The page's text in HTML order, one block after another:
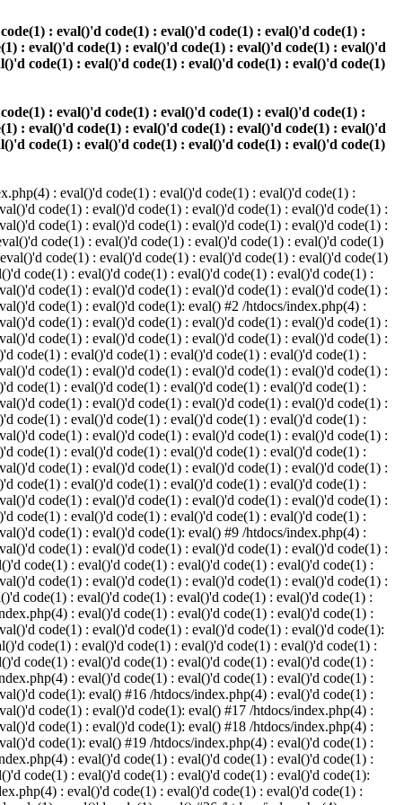
: eval()'d code(1) : eval()'d code(1) : eval()'d code(1) :
: eval()'d code(1) : eval()'d code(1) : eval()'d code(1) : eval()'d
code(1) : eval()'d code(1) : eval()'d code(1) : eval()'d code(1)
: eval()'d code(1) : eval()'d code(1) : eval()'d code(1) :
: eval()'d code(1) : eval()'d code(1) : eval()'d code(1) : eval()'d
code(1) : eval()'d code(1) : eval()'d code(1) : eval()'d code(1)
: eval()'d code(1) : eval()'d code(1) : eval()'d code(1) :
code(1) : eval()'d code(1) : eval()'d code(1) : eval()'d code(1) :
code(1) : eval()'d code(1) : eval()'d code(1) : eval()'d code(1) :
code(1) : eval()'d code(1) : eval()'d code(1) : eval()'d code(1)
code(1) : eval()'d code(1) : eval()'d code(1) : eval()'d code(1)
code(1) : eval()'d code(1) : eval()'d code(1) : eval()'d code(1) :
code(1) : eval()'d code(1) : eval()'d code(1) : eval()'d code(1) :
code(1) : eval()'d code(1): eval() #2 /htdocs/index.php(4) :
code(1) : eval()'d code(1) : eval()'d code(1) : eval()'d code(1) :
code(1) : eval()'d code(1) : eval()'d code(1) : eval()'d code(1) :
code(1) : eval()'d code(1) : eval()'d code(1) : eval()'d code(1) :
code(1) : eval()'d code(1) : eval()'d code(1) : eval()'d code(1) :
code(1) : eval()'d code(1) : eval()'d code(1) : eval()'d code(1) :
code(1) : eval()'d code(1) : eval()'d code(1) : eval()'d code(1) :
code(1) : eval()'d code(1) : eval()'d code(1) : eval()'d code(1) :
code(1) : eval()'d code(1) : eval()'d code(1) : eval()'d code(1) :
code(1) : eval()'d code(1) : eval()'d code(1) : eval()'d code(1) :
code(1) : eval()'d code(1) : eval()'d code(1) : eval()'d code(1) :
code(1) : eval()'d code(1) : eval()'d code(1) : eval()'d code(1) :
code(1) : eval()'d code(1) : eval()'d code(1) : eval()'d code(1) :
code(1) : eval()'d code(1) : eval()'d code(1) : eval()'d code(1) :
code(1) : eval()'d code(1): eval() #9 /htdocs/index.php(4) :
code(1) : eval()'d code(1) : eval()'d code(1) : eval()'d code(1) :
code(1) : eval()'d code(1) : eval()'d code(1) : eval()'d code(1) :
code(1) : eval()'d code(1) : eval()'d code(1) : eval()'d code(1) :
code(1) : eval()'d code(1) : eval()'d code(1) : eval()'d code(1) :
: eval()'d code(1) : eval()'d code(1) : eval()'d code(1) :
code(1) : eval()'d code(1) : eval()'d code(1) : eval()'d code(1):
code(1) : eval()'d code(1) : eval()'d code(1) : eval()'d code(1) :
code(1) : eval()'d code(1) : eval()'d code(1) : eval()'d code(1) :
: eval()'d code(1) : eval()'d code(1) : eval()'d code(1) :
code(1): eval() #16 /htdocs/index.php(4) : eval()'d code(1) :
code(1) : eval()'d code(1): eval() #17 /htdocs/index.php(4) :
code(1) : eval()'d code(1): eval() #18 /htdocs/index.php(4) :
code(1): eval() #19 /htdocs/index.php(4) : eval()'d code(1) :
: eval()'d code(1) : eval()'d code(1) : eval()'d code(1) :
code(1) : eval()'d code(1) : eval()'d code(1) : eval()'d code(1):
: eval()'d code(1) : eval()'d code(1) : eval()'d code(1) :